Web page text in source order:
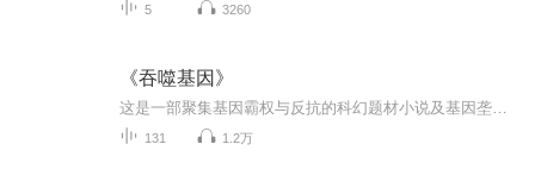
5 3260
《吞噬基因》
131 1.2万